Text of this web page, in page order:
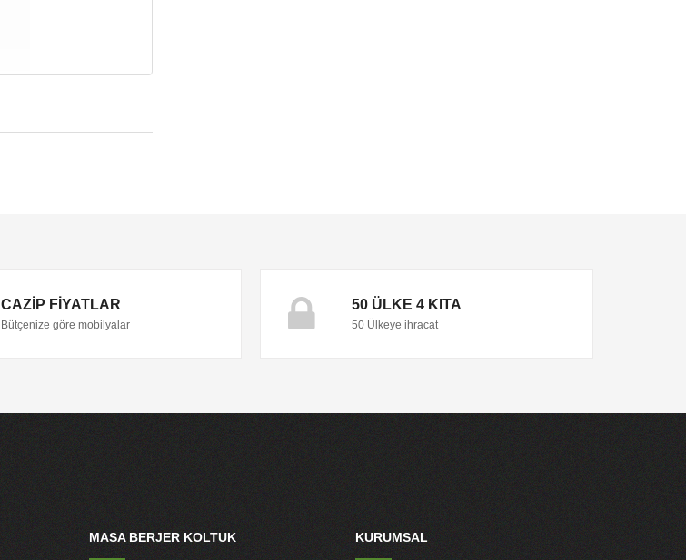
CAZIP FIYATLAR
Bütçenize göre mobilyalar
50 ÜLKE 4 KITA
50 Ülkeye ihracat
MASA BERJER KOLTUK KURUMSAL